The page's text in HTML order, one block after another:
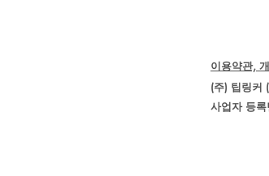
이용약관,
(주) 팁링
사업자 등